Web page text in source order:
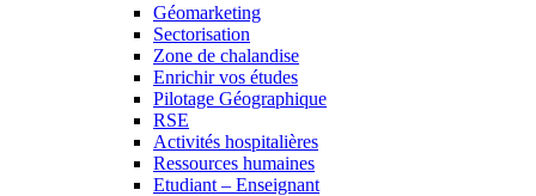
Géomarketing
Sectorisation
Zone de chalandise
Enrichir vos études
Pilotage Géographique
RSE
Activités hospitalières
Ressources humaines
Etudiant – Enseignant